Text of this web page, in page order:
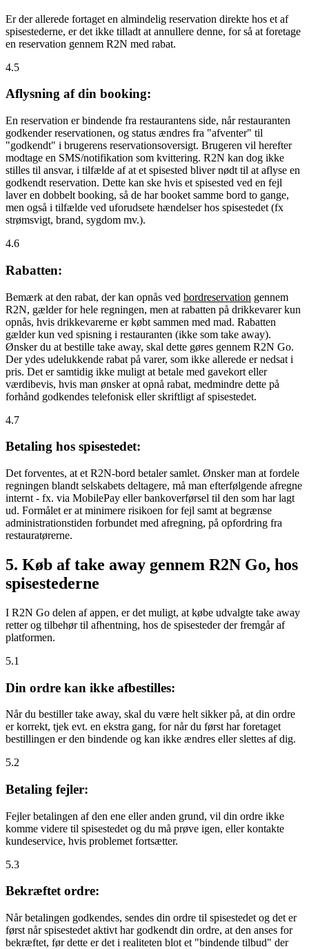
Er der allerede fortaget en almindelig reservation direkte hos et af
spisestederne, er det ikke tilladt at annullere denne, for så at foretage
en reservation gennem R2N med rabat.
4.5
Aflysning af din booking:
En reservation er bindende fra restaurantens side, når restauranten
godkender reservationen, og status ændres fra "afventer" til
"godkendt" i brugerens reservationsoversigt. Brugeren vil herefter
modtage en SMS/notifikation som kvittering. R2N kan dog ikke
stilles til ansvar, i tilfælde af at et spisested bliver nødt til at aflyse en
godkendt reservation. Dette kan ske hvis et spisested ved en fejl
laver en dobbelt booking, så de har booket samme bord to gange,
men også i tilfælde ved uforudsete hændelser hos spisestedet (fx
strømsvigt, brand, sygdom mv.).
4.6
Rabatten:
Bemærk at den rabat, der kan opnås ved bordreservation gennem
R2N, gælder for hele regningen, men at rabatten på drikkevarer kun
opnås, hvis drikkevarerne er købt sammen med mad. Rabatten
gælder kun ved spisning i restauranten (ikke som take away).
Ønsker du at bestille take away, skal dette gøres gennem R2N Go.
Der ydes udelukkende rabat på varer, som ikke allerede er nedsat i
pris. Det er samtidig ikke muligt at betale med gavekort eller
værdibevis, hvis man ønsker at opnå rabat, medmindre dette på
forhånd godkendes telefonisk eller skriftligt af spisestedet.
4.7
Betaling hos spisestedet:
Det forventes, at et R2N-bord betaler samlet. Ønsker man at fordele
regningen blandt selskabets deltagere, må man efterfølgende afregne
internt - fx. via MobilePay eller bankoverførsel til den som har lagt
ud. Formålet er at minimere risikoen for fejl samt at begrænse
administrationstiden forbundet med afregning, på opfordring fra
restauratørerne.
5. Køb af take away gennem R2N Go, hos
spisestederne
I R2N Go delen af appen, er det muligt, at købe udvalgte take away
retter og tilbehør til afhentning, hos de spisesteder der fremgår af
platformen.
5.1
Din ordre kan ikke afbestilles:
Når du bestiller take away, skal du være helt sikker på, at din ordre
er korrekt, tjek evt. en ekstra gang, for når du først har foretaget
bestillingen er den bindende og kan ikke ændres eller slettes af dig.
5.2
Betaling fejler:
Fejler betalingen af den ene eller anden grund, vil din ordre ikke
komme videre til spisestedet og du må prøve igen, eller kontakte
kundeservice, hvis problemet fortsætter.
5.3
Bekræftet ordre:
Når betalingen godkendes, sendes din ordre til spisestedet og det er
først når spisestedet aktivt har godkendt din ordre, at den anses for
bekræftet, før dette er det i realiteten blot et "bindende tilbud" der